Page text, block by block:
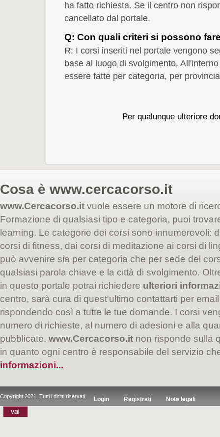
ha fatto richiesta. Se il centro non
cancellato dal portale.
Q: Con quali criteri si possono
R: I corsi inseriti nel portale vengono
base al luogo di svolgimento.
essere fatte per categoria, per
Per qualunque ulteriore
Cosa è www.cercacorso.it
www.Cercacorso.it vuole essere un motore di
Formazione di qualsiasi tipo e categoria, puoi
learning. Le categorie dei corsi sono innumerevoli:
corsi di fitness, dai corsi di meditazione ai corsi di
può avvenire sia per categoria che per sede del
qualsiasi parola chiave e la città di svolgimento.
in questo portale potrai richiedere ulteriori
centro, sarà cura di quest'ultimo contattarti per
rispondendo così a tutte le tue domande. I corsi
numero di richieste, al numero di adesioni e alla
pubblicate. www.Cercacorso.it non risponde sulla
in quanto ogni centro è responsabile del servizio
informazioni...
Copyright 2021. Tutti i diritti riservati. Login Registrati Note legali